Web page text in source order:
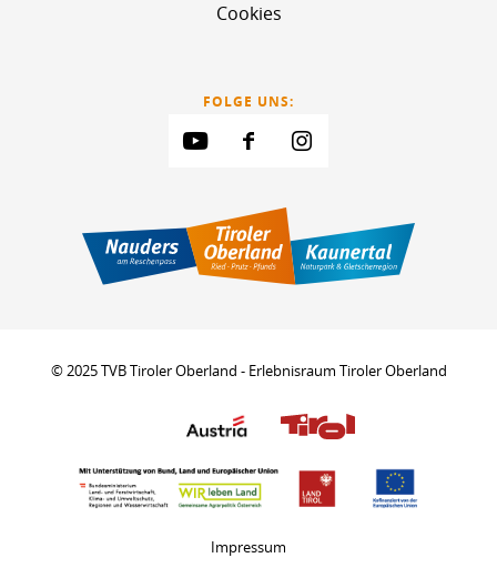
Cookies
FOLGE UNS:
© 2025 TVB Tiroler Oberland - Erlebnisraum Tiroler Oberland
Impressum